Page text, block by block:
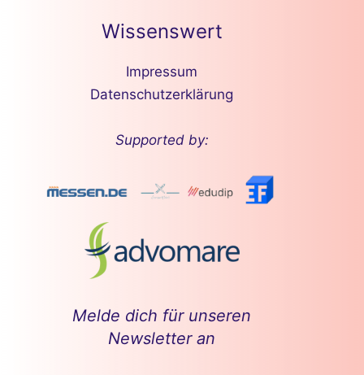
Wissenswert
Impressum
Datenschutzerklärung
Supported by:
Melde dich für unseren
Newsletter an